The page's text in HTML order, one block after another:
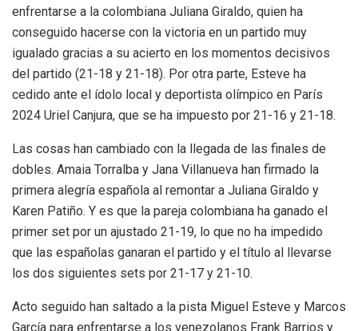
enfrentarse a la colombiana Juliana Giraldo, quien ha
conseguido hacerse con la victoria en un partido muy
igualado gracias a su acierto en los momentos decisivos
del partido (21-18 y 21-18). Por otra parte, Esteve ha
cedido ante el ídolo local y deportista olímpico en París
2024 Uriel Canjura, que se ha impuesto por 21-16 y 21-18.
Las cosas han cambiado con la llegada de las finales de
dobles. Amaia Torralba y Jana Villanueva han firmado la
primera alegría española al remontar a Juliana Giraldo y
Karen Patiño. Y es que la pareja colombiana ha ganado el
primer set por un ajustado 21-19, lo que no ha impedido
que las españolas ganaran el partido y el título al llevarse
los dos siguientes sets por 21-17 y 21-10.
Acto seguido han saltado a la pista Miguel Esteve y Marcos
García para enfrentarse a los venezolanos Frank Barrios y